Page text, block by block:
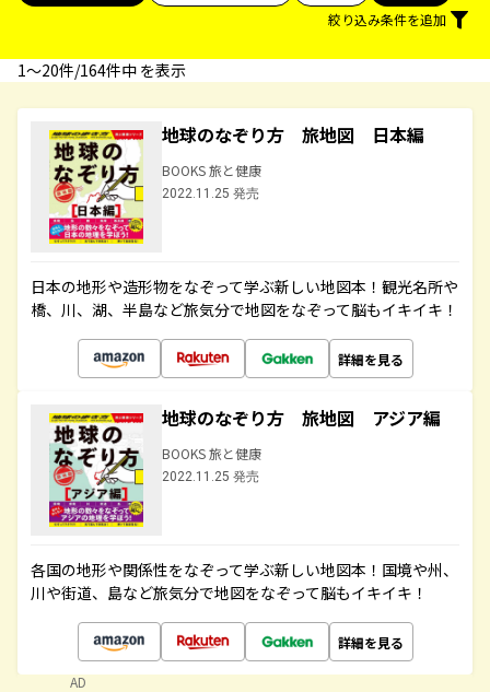
絞り込み条件を追加
1〜20件/164件中 を表示
地球のなぞり方 旅地図 日本編
BOOKS 旅と健康
2022.11.25 発売
日本の地形や造形物をなぞって学ぶ新しい地図本！観光名所や
橋、川、湖、半島など旅気分で地図をなぞって脳もイキイキ！
詳細を見る
地球のなぞり方 旅地図 アジア編
BOOKS 旅と健康
2022.11.25 発売
各国の地形や関係性をなぞって学ぶ新しい地図本！国境や州、
川や街道、島など旅気分で地図をなぞって脳もイキイキ！
詳細を見る
AD